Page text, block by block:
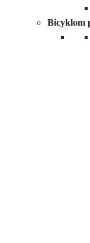
Bicyklom